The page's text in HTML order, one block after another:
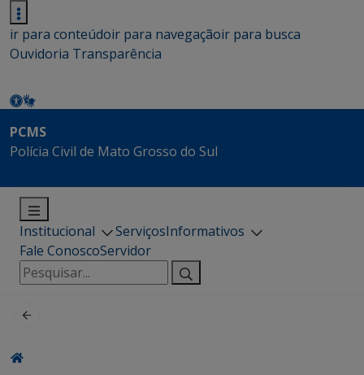
ir para conteúdoir para navegaçãoir para busca
Ouvidoria Transparência
PCMS
Polícia Civil de Mato Grosso do Sul
Institucional ServiçosInformativos
Fale ConoscoServidor
Pesquisar
por: